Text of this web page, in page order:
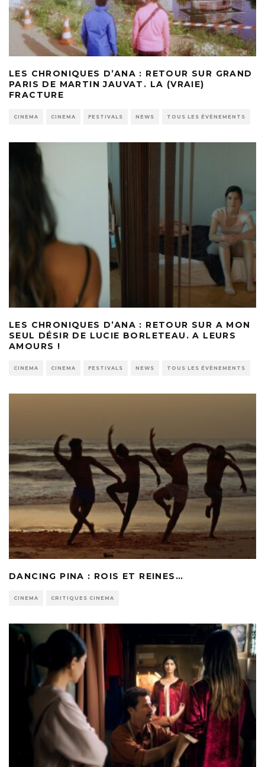
LES CHRONIQUES D’ANA : RETOUR SUR GRAND
PARIS DE MARTIN JAUVAT. LA (VRAIE)
FRACTURE
CINEMA CINEMA FESTIVALS NEWS TOUS LES ÉVÈNEMENTS
LES CHRONIQUES D’ANA : RETOUR SUR A MON
SEUL DÉSIR DE LUCIE BORLETEAU. A LEURS
AMOURS !
CINEMA CINEMA FESTIVALS NEWS TOUS LES ÉVÈNEMENTS
DANCING PINA : ROIS ET REINES…
CINEMA CRITIQUES CINEMA